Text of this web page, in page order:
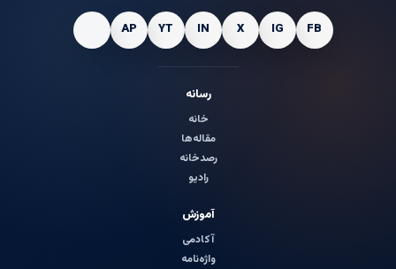
رسانه
خانه
مقاله‌ها
رصدخانه
رادیو
آموزش
آکادمی
واژه‌نامه